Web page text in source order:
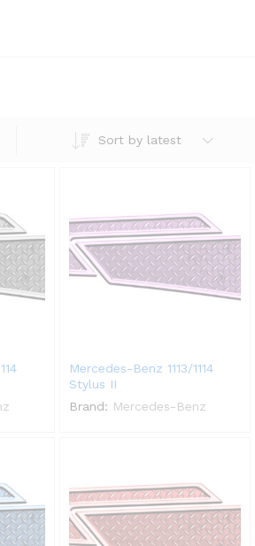
Sort by latest
Mercedes-Benz 1113/1114
Stylus II
Brand: Mercedes-Benz